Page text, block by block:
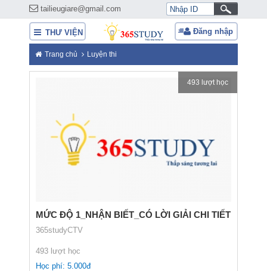
tailieugiare@gmail.com
THƯ VIỆN Đăng nhập
Trang chủ Luyện thi
493 lượt học
MỨC ĐỘ 1_NHẬN BIẾT_CÓ LỜI GIẢI CHI TIẾT
365studyCTV
493 lượt học
Học phí: 5.000đ